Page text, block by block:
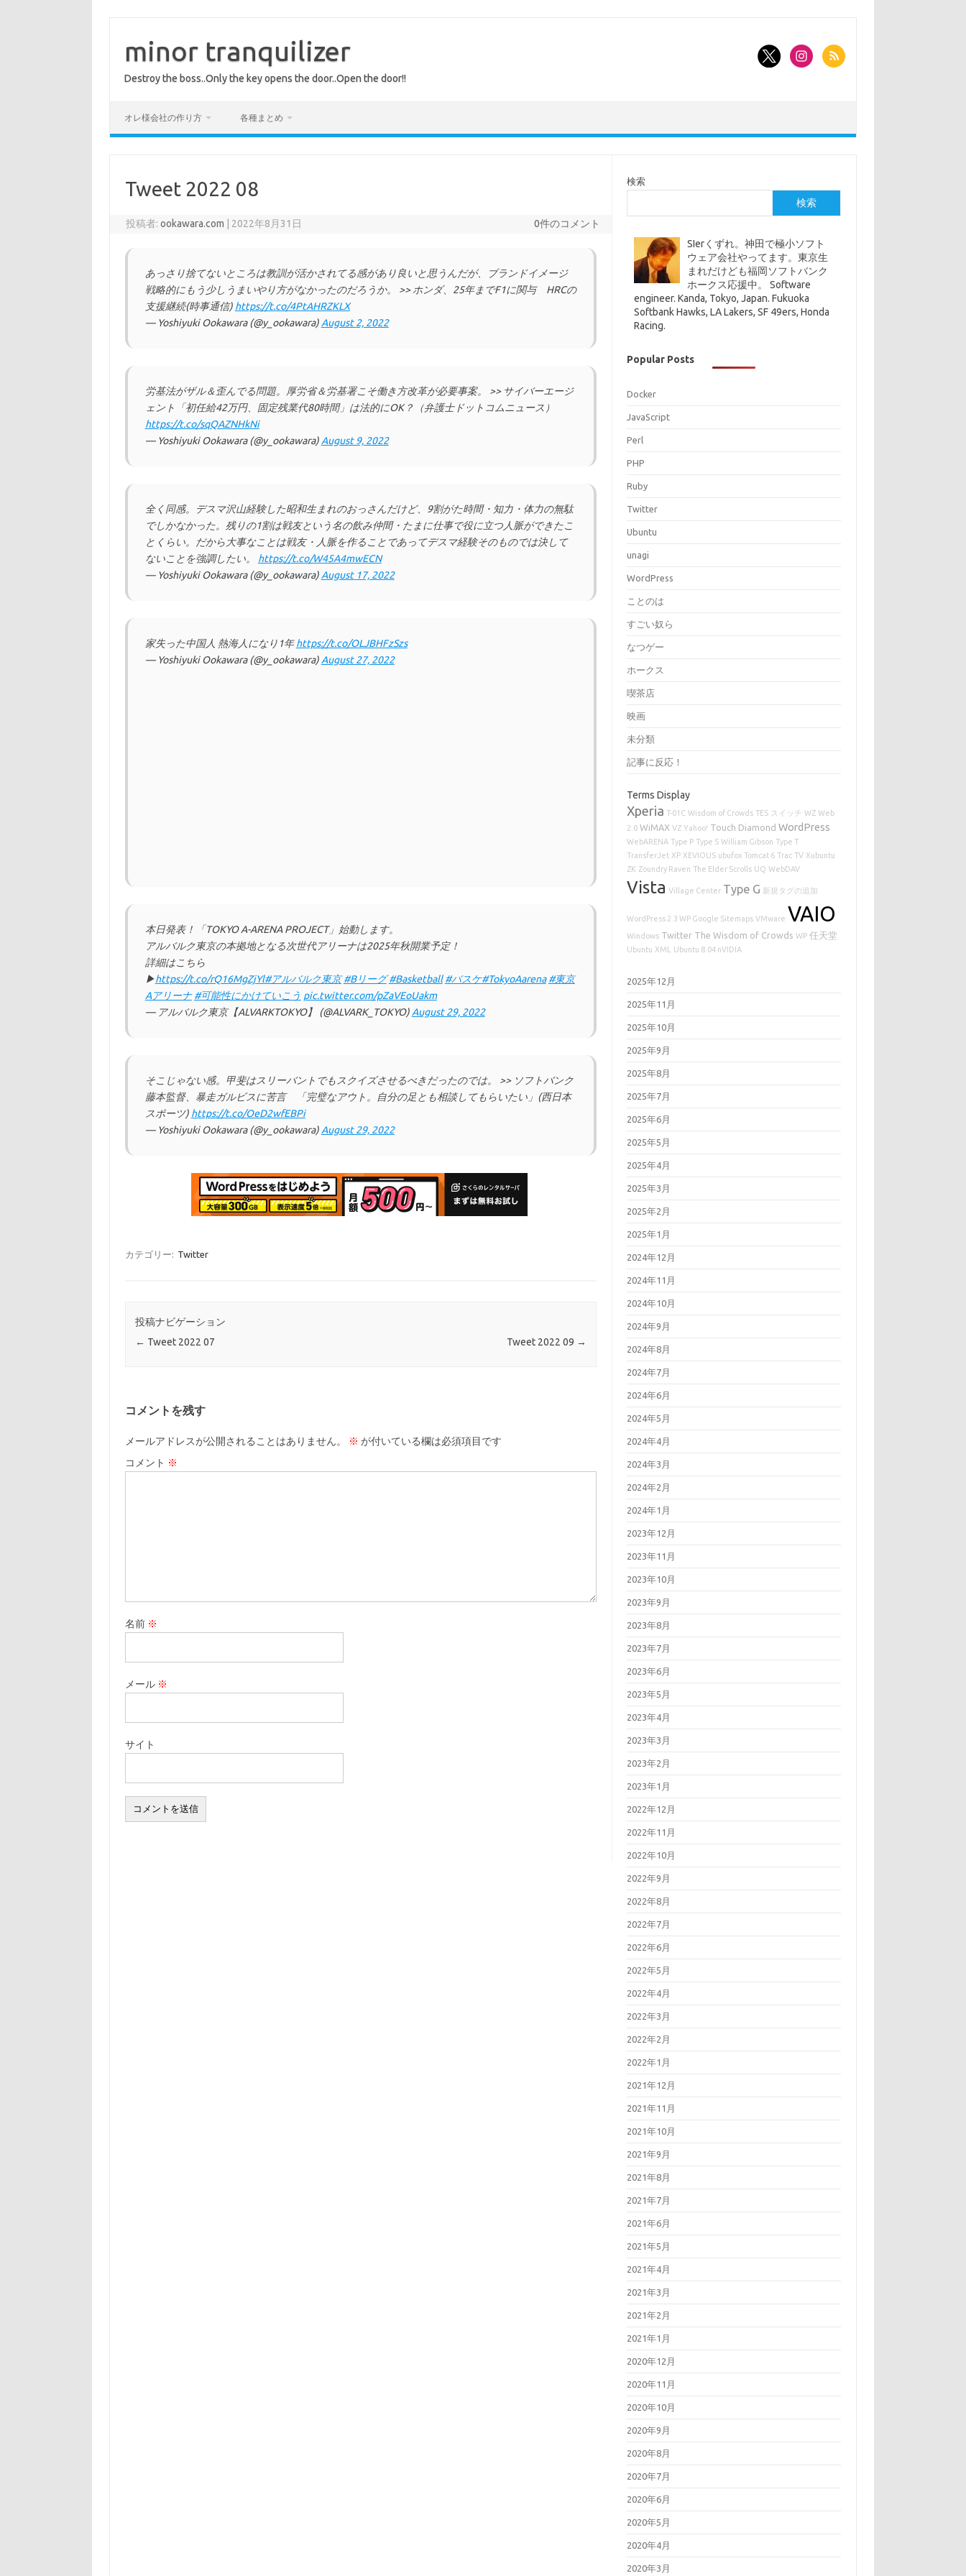
minor tranquilizer
Destroy the boss..Only the key opens the door..Open the door!!
オレ様会社の作り方 各種まとめ
Tweet 2022 08
投稿者:ookawara.com 2022年8月31日 0件のコメント
あっさり捨てないところは教訓が活かされてる感があり良いと思うんだが、ブランドイメージ
戦略的にもう少しうまいやり方がなかったのだろうか。 >> ホンダ、25年までF1に関与 HRCの
支援継続(時事通信) https://t.co/4PtAHRZKLX
— Yoshiyuki Ookawara (@y_ookawara) August 2, 2022
労基法がザル＆歪んでる問題。厚労省＆労基署こそ働き方改革が必要事案。 >> サイバーエージ
ェント「初任給42万円、固定残業代80時間」は法的にOK？（弁護士ドットコムニュース）
https://t.co/sqQAZNHkNi
— Yoshiyuki Ookawara (@y_ookawara) August 9, 2022
全く同感。デスマ沢山経験した昭和生まれのおっさんだけど、9割がた時間・知力・体力の無駄
でしかなかった。残りの1割は戦友という名の飲み仲間・たまに仕事で役に立つ人脈ができたこ
とくらい。だから大事なことは戦友・人脈を作ることであってデスマ経験そのものでは決して
ないことを強調したい。 https://t.co/W45A4mwECN
— Yoshiyuki Ookawara (@y_ookawara) August 17, 2022
家失った中国人 熱海人になり1年https://t.co/OLJBHFzSzs
— Yoshiyuki Ookawara (@y_ookawara) August 27, 2022
本日発表！「TOKYO A-ARENA PROJECT」始動します。
アルバルク東京の本拠地となる次世代アリーナは2025年秋開業予定！
詳細はこちら
▶︎https://t.co/rQ16MgZjYl#アルバルク東京 #Bリーグ#Basketball #バスケ#TokyoAarena #東京
Aアリーナ #可能性にかけていこう pic.twitter.com/pZaVEoUakm
— アルバルク東京【ALVARKTOKYO】 (@ALVARK_TOKYO) August 29, 2022
そこじゃない感。甲斐はスリーバントでもスクイズさせるべきだったのでは。 >> ソフトバンク
藤本監督、暴走ガルビスに苦言 「完璧なアウト。自分の足とも相談してもらいたい」(西日本
スポーツ) https://t.co/OeD2wfEBPi
— Yoshiyuki Ookawara (@y_ookawara) August 29, 2022
カテゴリー: Twitter
投稿ナビゲーション
← Tweet 2022 07 Tweet 2022 09 →
コメントを残す
メールアドレスが公開されることはありません。 ※ が付いている欄は必須項目です
コメント ※
名前 ※
メール ※
サイト
検索
検索
SIerくずれ。神田で極小ソフト
ウェア会社やってます。東京生
まれだけども福岡ソフトバンク
ホークス応援中。 Software
engineer. Kanda, Tokyo, Japan. Fukuoka
Softbank Hawks, LA Lakers, SF 49ers, Honda
Racing.
Popular Posts
Docker
JavaScript
Perl
PHP
Ruby
Twitter
Ubuntu
unagi
WordPress
ことのは
すごい奴ら
なつゲー
ホークス
喫茶店
映画
未分類
記事に反応！
Terms Display
Xperia T-01C Wisdom of Crowds TES スイッチ WZ Web
2.0 WiMAX VZ Yahoo! Touch Diamond WordPress
WebARENA Type P Type S William Gibson Type T
TransferJet XP XEVIOUS ubufox Tomcat 6 Trac TV Xubuntu
ZK Zoundry Raven The Elder Scrolls UQ WebDAV
Vista Village Center Type G 新規タグの追加
WordPress 2.3 WP Google Sitemaps VMware VAIO
Windows Twitter The Wisdom of Crowds WP 任天堂
Ubuntu XML Ubuntu 8.04 nVIDIA
2025年12月
2025年11月
2025年10月
2025年9月
2025年8月
2025年7月
2025年6月
2025年5月
2025年4月
2025年3月
2025年2月
2025年1月
2024年12月
2024年11月
2024年10月
2024年9月
2024年8月
2024年7月
2024年6月
2024年5月
2024年4月
2024年3月
2024年2月
2024年1月
2023年12月
2023年11月
2023年10月
2023年9月
2023年8月
2023年7月
2023年6月
2023年5月
2023年4月
2023年3月
2023年2月
2023年1月
2022年12月
2022年11月
2022年10月
2022年9月
2022年8月
2022年7月
2022年6月
2022年5月
2022年4月
2022年3月
2022年2月
2022年1月
2021年12月
2021年11月
2021年10月
2021年9月
2021年8月
2021年7月
2021年6月
2021年5月
2021年4月
2021年3月
2021年2月
2021年1月
2020年12月
2020年11月
2020年10月
2020年9月
2020年8月
2020年7月
2020年6月
2020年5月
2020年4月
2020年3月